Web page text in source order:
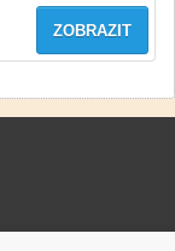
ZOBRAZIT